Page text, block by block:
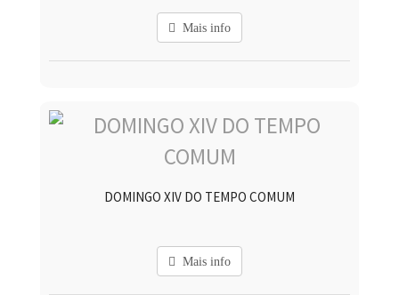
Mais info
DOMINGO XIV DO TEMPO COMUM
Mais info